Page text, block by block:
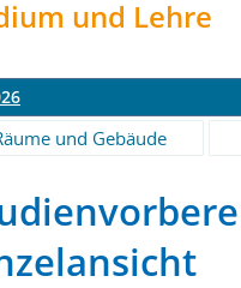
und Lehre
und Gebäude